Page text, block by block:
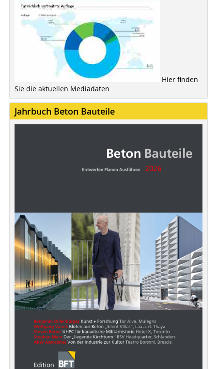
Hier finden
Sie die aktuellen Mediadaten
Jahrbuch Beton Bauteile